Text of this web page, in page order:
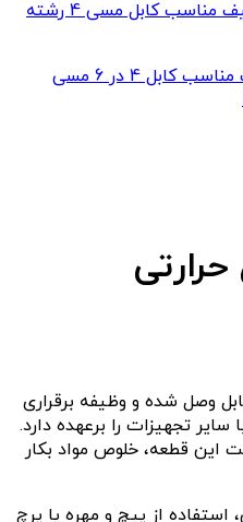
سرکابل حرارتی فشار ضعیف مناسب کابل 4 در 6 مسی
وصل شده و وظیفه برقراری
تجهیزات را برعهده دارد.
این قطعه، خلوص مواد بکار
از پیچ و مهره یا پرچ